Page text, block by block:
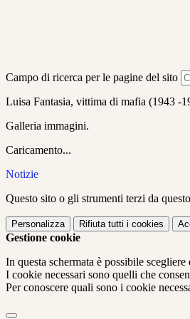
Campo di ricerca per le pagine del sito
Luisa Fantasia, vittima di mafia (1943 -
Galleria immagini.
Caricamento...
Notizie
Questo sito o gli strumenti terzi da
Personalizza Rifiuta tutti i cookies
Gestione cookie
In questa schermata è possibile
I cookie necessari sono quelli che
Per conoscere quali sono i cookie